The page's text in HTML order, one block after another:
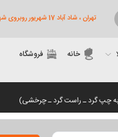
تهران ، شاد آباد 17 شهریور روبروی شهرداری ، پاساژ پارسارگاد پلاک 9
خانه فروشگاه
چپ گرد ـ راست گرد ـ چرخشی)